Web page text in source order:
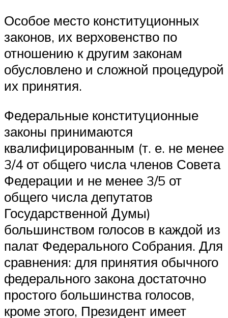
Особое место конституционных
законов, их верховенство по
отношению к другим законам
обусловлено и сложной процедурой
их принятия.
Федеральные конституционные
законы принимаются
квалифицированным (т. е. не менее
3/4 от общего числа членов Совета
Федерации и не менее 3/5 от
общего числа депутатов
Государственной Думы)
большинством голосов в каждой из
палат Федерального Собрания. Для
сравнения: для принятия обычного
федерального закона достаточно
простого большинства голосов,
кроме этого, Президент имеет